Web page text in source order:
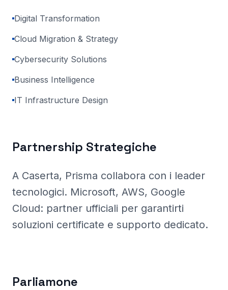
Digital Transformation
Cloud Migration & Strategy
Cybersecurity Solutions
Business Intelligence
IT Infrastructure Design
Partnership Strategiche
A Caserta, Prisma collabora con i leader
tecnologici. Microsoft, AWS, Google
Cloud: partner ufficiali per garantirti
soluzioni certificate e supporto dedicato.
Parliamone